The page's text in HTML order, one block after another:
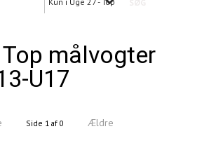
Top målvogter
U17
Side 1 af 0 Ældre